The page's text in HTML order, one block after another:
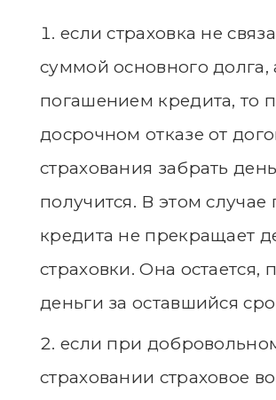
если страховка не
суммой основного долга,
погашением кредита, то
досрочном отказе от
страхования забрать
получится. В этом
кредита не прекращает
страховки. Она остается,
деньги за оставшийся
если при
страховании страховое